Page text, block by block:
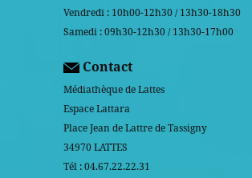
Vendredi : 10h00-12h30 / 13h30-18h30
Samedi : 09h30-12h30 / 13h30-17h00
Contact
Médiathèque de Lattes
Espace Lattara
Place Jean de Lattre de Tassigny
34970 LATTES
Tél : 04.67.22.22.31